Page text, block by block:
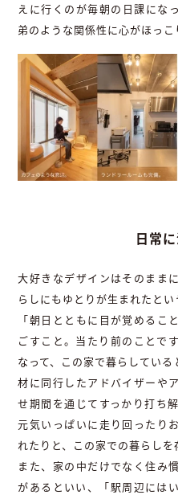
えに行くのが毎朝の日課にな
弟のような関係性に心がほっこ
日常
大好きなデザインはそのまま
らしにもゆとりが生まれたとい
「朝日とともに目が覚めるこ
ごすこと。当たり前のことで
なって、この家で暮らしてい
材に同行したアドバイザーや
せ期間を通じてすっかり打ち
元気いっぱいに走り回ったり
れたりと、この家での暮らしを
また、家の中だけでなく住み
があるといい、「駅周辺には